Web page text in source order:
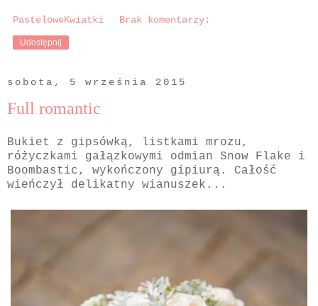
PasteloweKwiatki Brak komentarzy:
Udostępnij
sobota, 5 września 2015
Full romantic
Bukiet z gipsówką, listkami mrozu,
różyczkami gałązkowymi odmian Snow Flake i
Boombastic, wykończony gipiurą. Całość
wieńczył delikatny wianuszek...